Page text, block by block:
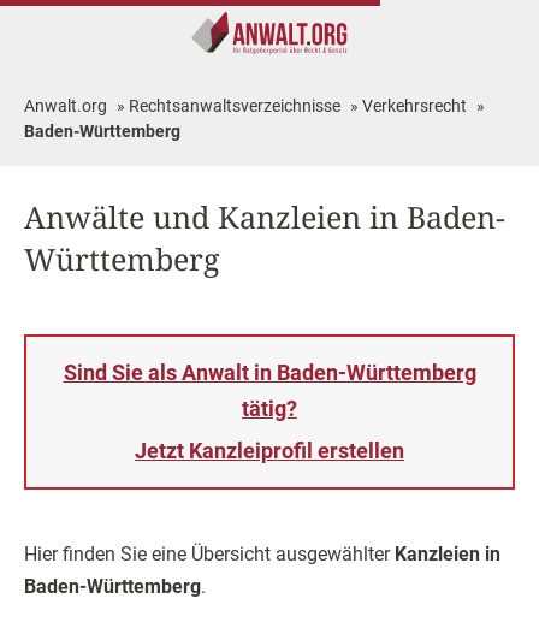
Anwälte und Kanzleien in Baden-
Württemberg
Anwalt.org » Rechtsanwaltsverzeichnisse » Verkehrsrecht
»
Baden-Württemberg
Sind Sie als Anwalt in Baden-Württemberg
tätig?
Jetzt Kanzleiprofil erstellen
Hier finden Sie eine Übersicht ausgewählter Kanzleien in
Baden-Württemberg.